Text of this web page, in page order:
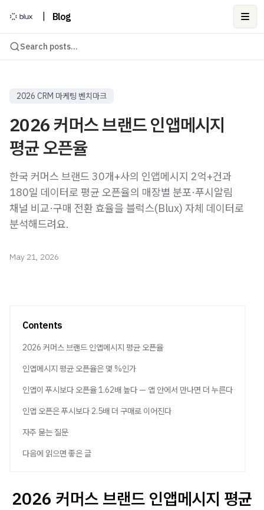
Blog
Search posts...
2026 CRM 마케팅 벤치마크
2026 커머스 브랜드 인앱메시지
평균 오픈율
한국 커머스 브랜드 30개+사의 인앱메시지 2억+건과
180일 데이터로 평균 오픈율의 매장별 분포·푸시알림
채널 비교·구매 전환 효율을 블럭스(Blux) 자체 데이터로
분석해드려요.
May 21, 2026
Contents
2026 커머스 브랜드 인앱메시지 평균 오픈율
인앱메시지 평균 오픈율은 몇 %인가
인앱이 푸시보다 오픈율 1.62배 높다 — 앱 안에서 만나면 더 누른다
인앱 오픈은 푸시보다 2.5배 더 구매로 이어진다
자주 묻는 질문
다음에 읽으면 좋은 글
2026 커머스 브랜드 인앱메시지 평균